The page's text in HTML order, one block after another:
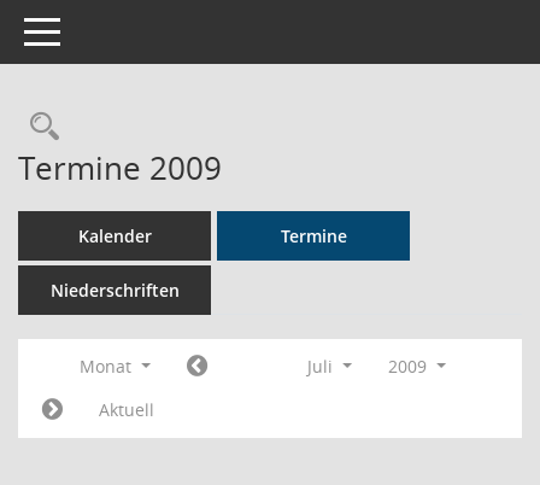
Toggle navigation
Rechercheauswahl
Termine 2009
Kalender Termine
Niederschriften
Monat Juli
2009
Aktuell